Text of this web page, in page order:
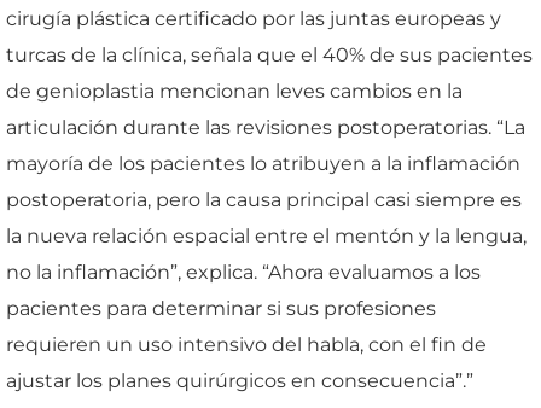
cirugía plástica certificado por las juntas europeas y
turcas de la clínica, señala que el 40% de sus pacientes
de genioplastia mencionan leves cambios en la
articulación durante las revisiones postoperatorias. “La
mayoría de los pacientes lo atribuyen a la inflamación
postoperatoria, pero la causa principal casi siempre es
la nueva relación espacial entre el mentón y la lengua,
no la inflamación”, explica. “Ahora evaluamos a los
pacientes para determinar si sus profesiones
requieren un uso intensivo del habla, con el fin de
ajustar los planes quirúrgicos en consecuencia”.”